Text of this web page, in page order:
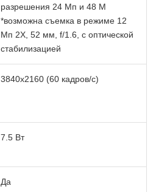
разрешения 24 Мп и 48 М
*возможна съемка в режиме 12
Мп 2X, 52 мм, f/1.6, с оптической
стабилизацией
3840x2160 (60 кадров/с)
7.5 Вт
Да